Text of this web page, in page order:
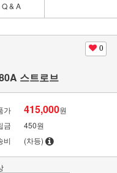
Q & A
0
스트로브
가 415,000원
금
450원
비
(차등)